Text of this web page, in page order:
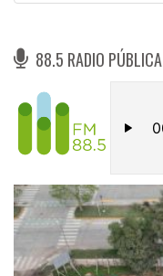
88.5 RADIO PÚBLICA